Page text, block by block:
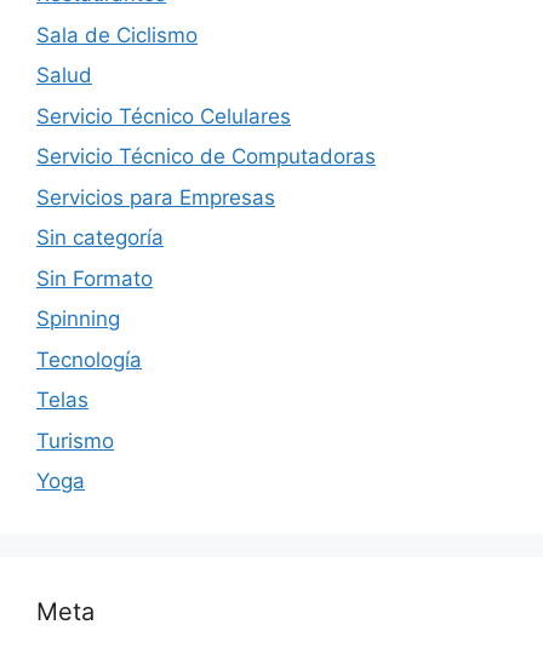
Sala de Ciclismo
Salud
Servicio Técnico Celulares
Servicio Técnico de Computadoras
Servicios para Empresas
Sin categoría
Sin Formato
Spinning
Tecnología
Telas
Turismo
Yoga
Meta